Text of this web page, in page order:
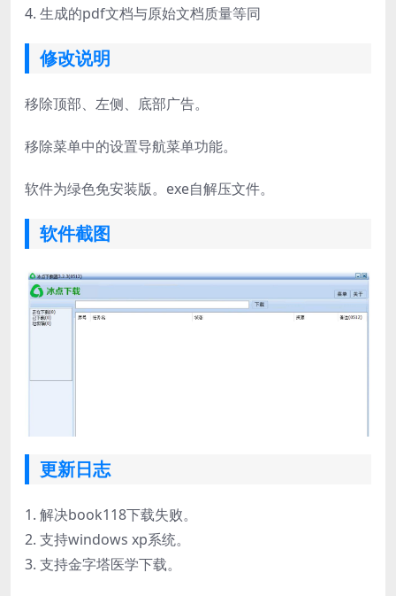
4. 生成的pdf文档与原始文档质量等同
修改说明
移除顶部、左侧、底部广告。
移除菜单中的设置导航菜单功能。
软件为绿色免安装版。exe自解压文件。
软件截图
更新日志
1. 解决book118下载失败。
2. 支持windows xp系统。
3. 支持金字塔医学下载。